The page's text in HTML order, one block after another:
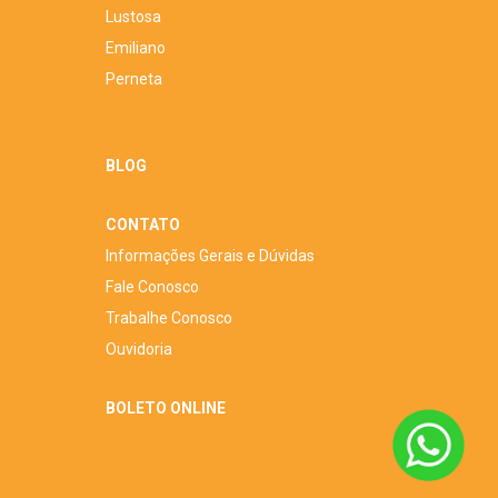
Lustosa
Emiliano
Perneta
BLOG
CONTATO
Informações Gerais e Dúvidas
Fale Conosco
Trabalhe Conosco
Ouvidoria
BOLETO ONLINE